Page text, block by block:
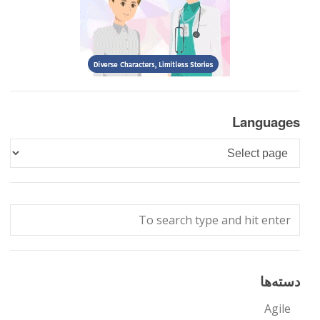
Languages
Languages
دسته‌ها
Agile